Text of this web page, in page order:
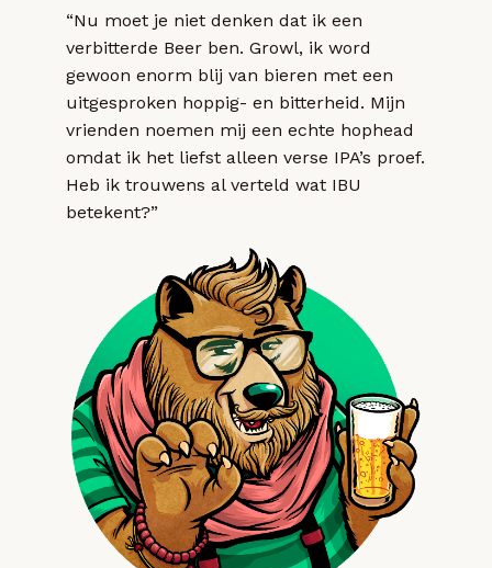
“Nu moet je niet denken dat ik een
verbitterde Beer ben. Growl, ik word
gewoon enorm blij van bieren met een
uitgesproken hoppig- en bitterheid. Mijn
vrienden noemen mij een echte hophead
omdat ik het liefst alleen verse IPA’s proef.
Heb ik trouwens al verteld wat IBU
betekent?”